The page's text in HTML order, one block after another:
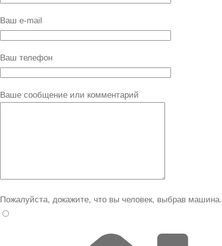
Ваш e-mail
Ваш телефон
Ваше сообщение или комментарий
Пожалуйста, докажите, что вы человек, выбрав машина.